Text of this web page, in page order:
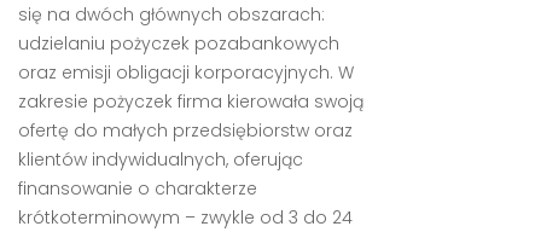
się na dwóch głównych obszarach:
udzielaniu pożyczek pozabankowych
oraz emisji obligacji korporacyjnych. W
zakresie pożyczek firma kierowała swoją
ofertę do małych przedsiębiorstw oraz
klientów indywidualnych, oferując
finansowanie o charakterze
krótkoterminowym – zwykle od 3 do 24